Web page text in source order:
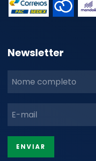
Newsletter